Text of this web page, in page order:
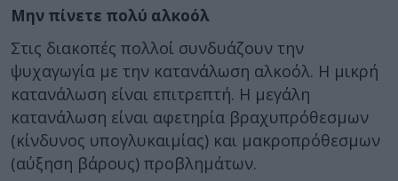
Μην πίνετε πολύ αλκοόλ
Στις διακοπές πολλοί συνδυάζουν την
ψυχαγωγία με την κατανάλωση αλκοόλ. Η μικρή
κατανάλωση είναι επιτρεπτή. Η μεγάλη
κατανάλωση είναι αφετηρία βραχυπρόθεσμων
(κίνδυνος υπογλυκαιμίας) και μακροπρόθεσμων
(αύξηση βάρους) προβλημάτων.